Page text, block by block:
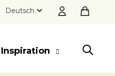
Deutsch
Inspiration